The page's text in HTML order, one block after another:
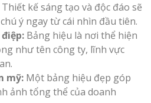
Thiết kế sáng tạo và độc đáo sẽ
ý ngay từ cái nhìn đầu tiên.
Bảng hiệu là nơi thể hiện
như tên công ty, lĩnh vực
mỹ: Một bảng hiệu đẹp góp
ảnh tổng thể của doanh